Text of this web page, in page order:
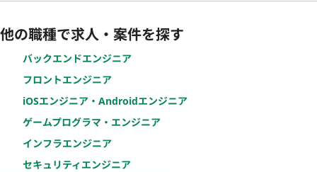
他の職種で求人・案件を探す
バックエンドエンジニア
フロントエンジニア
iOSエンジニア・Androidエンジニア
ゲームプログラマ・エンジニア
インフラエンジニア
セキュリティエンジニア